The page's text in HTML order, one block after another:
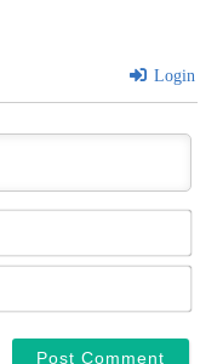
Login